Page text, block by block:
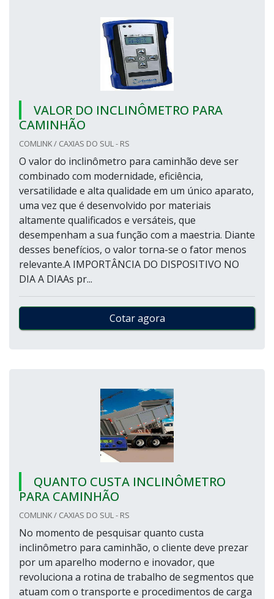
VALOR DO INCLINÔMETRO PARA
CAMINHÃO
COMLINK / CAXIAS DO SUL - RS
O valor do inclinômetro para caminhão deve ser
combinado com modernidade, eficiência,
versatilidade e alta qualidade em um único aparato,
uma vez que é desenvolvido por materiais
altamente qualificados e versáteis, que
desempenham a sua função com a maestria. Diante
desses benefícios, o valor torna-se o fator menos
relevante.A IMPORTÂNCIA DO DISPOSITIVO NO
DIA A DIAAs pr...
Cotar agora
QUANTO CUSTA INCLINÔMETRO
PARA CAMINHÃO
COMLINK / CAXIAS DO SUL - RS
No momento de pesquisar quanto custa
inclinômetro para caminhão, o cliente deve prezar
por um aparelho moderno e inovador, que
revoluciona a rotina de trabalho de segmentos que
atuam com o transporte e procedimentos de carga